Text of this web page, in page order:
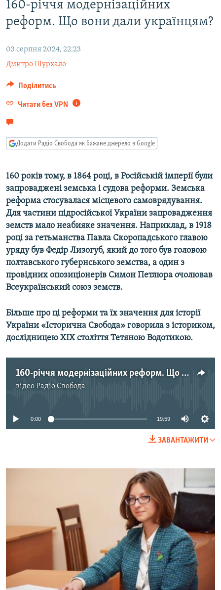
МУЛЬТИМЕДІА
ФОТО
СПЕЦПРОЄКТИ
ПОДКАСТИ
КРИМ РЕАЛІЇ
РУС
УКР
КТАТ
160-річчя модернізаційних
реформ. Що вони дали українцям?
03 серпня 2024, 22:23
Дмитро Шурхало
Поділитись
Читати без VPN
Додати Радіо Свобода як бажане джерело в Google
160 років тому, в 1864 році, в Російській імперії були
запроваджені земська і судова реформи. Земська
реформа стосувалася місцевого самоврядування.
Для частини підросійської України запровадження
земств мало неабияке значення. Наприклад, в 1918
році за гетьманства Павла Скоропадського главою
уряду був Федір Лизогуб, який до того був головою
полтавського губернського земства, а один з
провідних опозиціонерів Симон Петлюра очолював
Всеукраїнський союз земств.
Більше про ці реформи та їх значення для історії
України «Історична Свобода» говорила з істориком,
дослідницею ХІХ століття Тетяною Водотикою.
160-річчя модернізаційних реформ. Що вони дали українцям? | Історична Свобода
відеоРадіо Свобода
No media source currently available
0:00 19:59
ЗАВАНТАЖИТИ